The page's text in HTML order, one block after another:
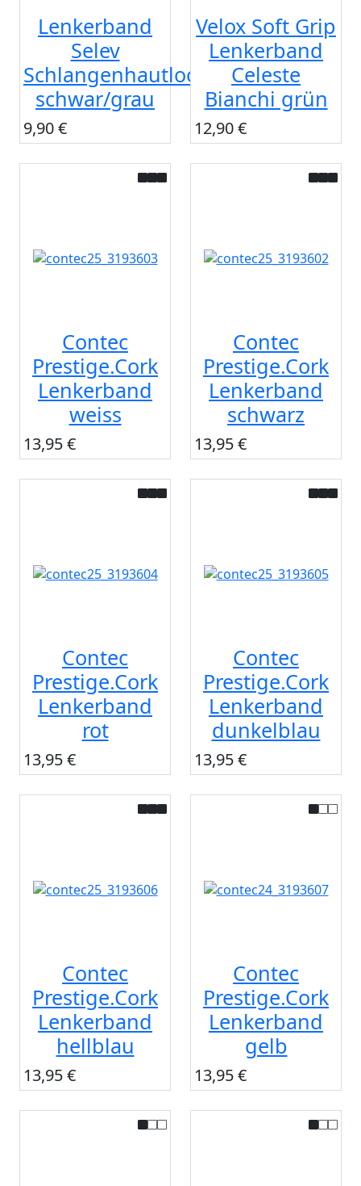
Lenkerband
Selev
Schlangenhautlook
schwar/grau
9,90 €
Velox Soft Grip
Lenkerband
Celeste
Bianchi grün
12,90 €
Contec
Prestige.Cork
Lenkerband
weiss
13,95 €
Contec
Prestige.Cork
Lenkerband
schwarz
13,95 €
Contec
Prestige.Cork
Lenkerband
rot
13,95 €
Contec
Prestige.Cork
Lenkerband
dunkelblau
13,95 €
Contec
Prestige.Cork
Lenkerband
hellblau
13,95 €
Contec
Prestige.Cork
Lenkerband
gelb
13,95 €